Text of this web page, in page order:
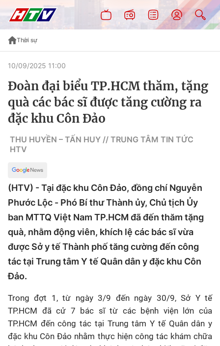
Thời sự
10/09/2025 11:00
Đoàn đại biểu TP.HCM thăm, tặng
quà các bác sĩ được tăng cường ra
đặc khu Côn Đảo
THU HUYỀN – TẤN HUY // TRUNG TÂM TIN TỨC
HTV
(HTV) - Tại đặc khu Côn Đảo, đồng chí Nguyễn
Phước Lộc - Phó Bí thư Thành ủy, Chủ tịch Ủy
ban MTTQ Việt Nam TP.HCM đã đến thăm tặng
quà, nhằm động viên, khích lệ các bác sĩ vừa
được Sở y tế Thành phố tăng cường đến công
tác tại Trung tâm Y tế Quân dân y đặc khu Côn
Đảo.
Trong đợt 1, từ ngày 3/9 đến ngày 30/9, Sở Y tế
TP.HCM đã cử 7 bác sĩ từ các bệnh viện lớn của
TP.HCM đến công tác tại Trung tâm Y tế Quân dân y
đặc khu Côn Đảo nhằm thực hiện công tác khám chữa